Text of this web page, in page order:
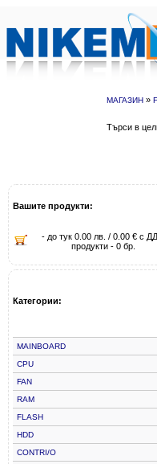
МАГАЗИН »
Търси в
Вашите продукти:
- до тук 0.00 лв. / 0.00 € с
продукти - 0 бр.
Категории:
MAINBOARD
CPU
FAN
RAM
FLASH
HDD
CONTRI/O